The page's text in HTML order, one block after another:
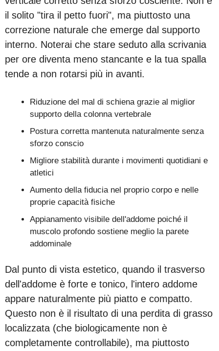
il solito "tira il petto fuori", ma piuttosto una
correzione naturale che emerge dal supporto
interno. Noterai che stare seduto alla scrivania
per ore diventa meno stancante e la tua spalla
tende a non rotarsi più in avanti.
Riduzione del mal di schiena grazie al miglior
supporto della colonna vertebrale
Postura corretta mantenuta naturalmente senza
sforzo conscio
Migliore stabilità durante i movimenti quotidiani e
atletici
Aumento della fiducia nel proprio corpo e nelle
proprie capacità fisiche
Appianamento visibile dell'addome poiché il
muscolo profondo sostiene meglio la parete
addominale
Dal punto di vista estetico, quando il trasverso
dell'addome è forte e tonico, l'intero addome
appare naturalmente più piatto e compatto.
Questo non è il risultato di una perdita di grasso
localizzata (che biologicamente non è
completamente controllabile), ma piuttosto